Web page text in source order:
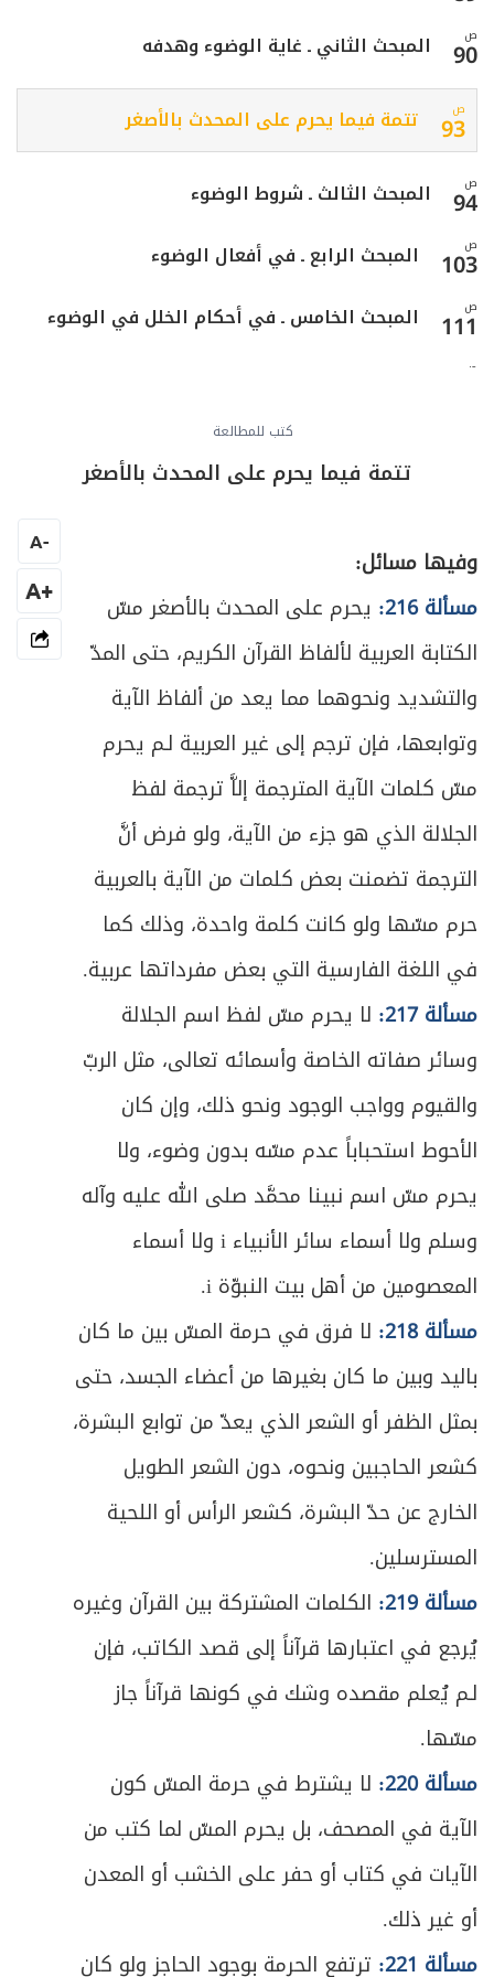
كتب للمطالعة
تتمة فيما يحرم على المحدث بالأصغر
وفيها مسائل:
مسألة 216:
يحرم على المحدث بالأصغر مسّ
الكتابة العربية لألفاظ القرآن الكريم، حتى المدّ
والتشديد ونحوهما مما يعد من ألفاظ الآية
وتوابعها، فإن ترجم إلى غير العربية لـم يحرم
مسّ كلمات الآية المترجمة إلاَّ ترجمة لفظ
الجلالة الذي هو جزء من الآية، ولو فرض أنَّ
الترجمة تضمنت بعض كلمات من الآية بالعربية
حرم مسّها ولو كانت كلمة واحدة، وذلك كما
في اللغة الفارسية التي بعض مفرداتها عربية.
مسألة 217:
لا يحرم مسّ لفظ اسم الجلالة
وسائر صفاته الخاصة وأسمائه تعالى، مثل الربّ
والقيوم وواجب الوجود ونحو ذلك، وإن كان
الأحوط استحباباً عدم مسّه بدون وضوء، ولا
يحرم مسّ اسم نبينا محمَّد صلى الله عليه وآله
وسلم ولا أسماء سائر الأنبياء i ولا أسماء
المعصومين من أهل بيت النبوّة i.
مسألة 218:
لا فرق في حرمة المسّ بين ما كان
باليد وبين ما كان بغيرها من أعضاء الجسد، حتى
بمثل الظفر أو الشعر الذي يعدّ من توابع البشرة،
كشعر الحاجبين ونحوه، دون الشعر الطويل
الخارج عن حدّ البشرة، كشعر الرأس أو اللحية
المسترسلين.
مسألة 219:
الكلمات المشتركة بين القرآن وغيره
يُرجع في اعتبارها قرآناً إلى قصد الكاتب، فإن
لـم يُعلم مقصده وشك في كونها قرآناً جاز
مسّها.
مسألة 220:
لا يشترط في حرمة المسّ كون
الآية في المصحف، بل يحرم المسّ لما كتب من
الآيات في كتاب أو حفر على الخشب أو المعدن
أو غير ذلك.
مسألة 221:
ترتفع الحرمة بوجود الحاجز ولو كان
-
A
+A
ص
90 المبحث الثاني ـ غاية الوضوء وهدفه
ص
93 تتمة فيما يحرم على المحدث بالأصغر
ص
94 المبحث الثالث ـ شروط الوضوء
ص
103 المبحث الرابع ـ في أفعال الوضوء
ص
111 المبحث الخامس ـ في أحكام الخلل في الوضوء
ص
المبحث السابع ـ وضوء المسلوس والمبطون
ص
124 المبحث الأول ـ في الجنابة
ص
130 المبحث الثاني ـ في الحيض
151 المبحث الثالث ـ في النفاس
ص
157 المبحث الرابع ـ في الاستحاضة
165
المبحث الخامس ـ في تروك الحائض والنفساء
والمستحاضة
ص المقصد الثاني: في كيفيّة الغسل
179 الفصل الرابع: في أحكام الأموات
ص
181 ما يفعل عند ظهور إمارات الموت والاحتضار
ص
189
196 المبحث الثاني ـ في التحنيط
ص
197 المبحث الثالث ـ في تكفين الميت
ص
200 المبحث الرابع ـ في الصلاة على الميت
206 المبحث الخامس ـ في الدفن
ص 213 المبحث السادس ـ في غسل مسّ الميت
215 الفصل الخامس: في التيمم
ص
217 المبحث الأول ـ في مسوغات التيمم
ص
220 المبحث الثاني ـ في ما يتيمم به
221 المبحث الثالث ـ في شرائط التيمم
ص
222 المبحث الرابع ـ في كيفية التيمم
223
ص
229 الباب الثاني: في الصلاة
ص
230 هيئة الصلاة وصورتها العامة
ص
235 الفصل الأول: في مقدمات الصلاة